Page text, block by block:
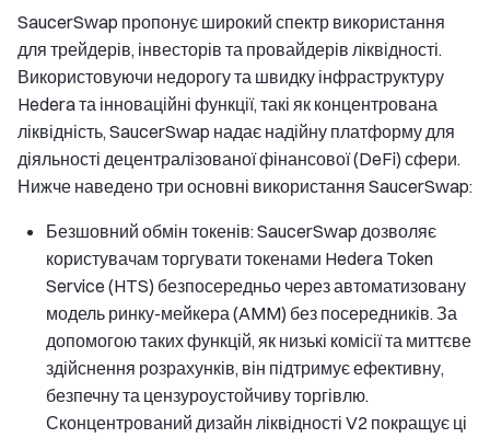
SaucerSwap пропонує широкий спектр використання
для трейдерів, інвесторів та провайдерів ліквідності.
Використовуючи недорогу та швидку інфраструктуру
Hedera та інноваційні функції, такі як концентрована
ліквідність, SaucerSwap надає надійну платформу для
діяльності децентралізованої фінансової (DeFi) сфери.
Нижче наведено три основні використання SaucerSwap:
Безшовний обмін токенів: SaucerSwap дозволяє
користувачам торгувати токенами Hedera Token
Service (HTS) безпосередньо через автоматизовану
модель ринку-мейкера (AMM) без посередників. За
допомогою таких функцій, як низькі комісії та миттєве
здійснення розрахунків, він підтримує ефективну,
безпечну та цензуроустойчиву торгівлю.
Сконцентрований дизайн ліквідності V2 покращує ці